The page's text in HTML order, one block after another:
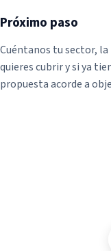
Próximo paso
Cuéntanos tu sector, la
quieres cubrir y si ya
propuesta acorde a